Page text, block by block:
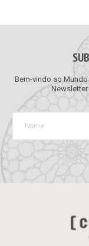
Bem-vindo ao
Newsletter